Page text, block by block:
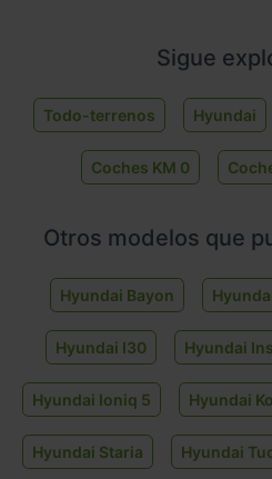
Sigue
Todo-terrenos Hyundai
Coches KM 0
Otros modelos que
Hyundai Bayon
Hyundai I30 Hyundai
Hyundai Ioniq 5 Hyundai
Hyundai Staria Hyundai